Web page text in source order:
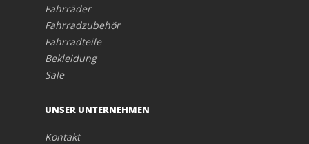
Fahrräder
Fahrradzubehör
Fahrradteile
Bekleidung
Sale
UNSER UNTERNEHMEN
Kontakt